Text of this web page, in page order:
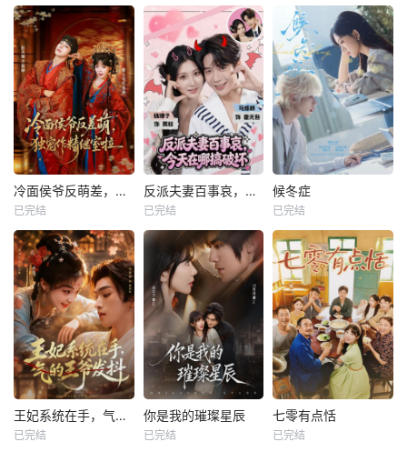
冷面侯爷反萌差，独宠作精继室啦
已完结
反派夫妻百事哀，今天在哪搞破坏
已完结
候冬症
已完结
王妃系统在手，气的王爷发抖
已完结
你是我的璀璨星辰
已完结
七零有点恬
已完结